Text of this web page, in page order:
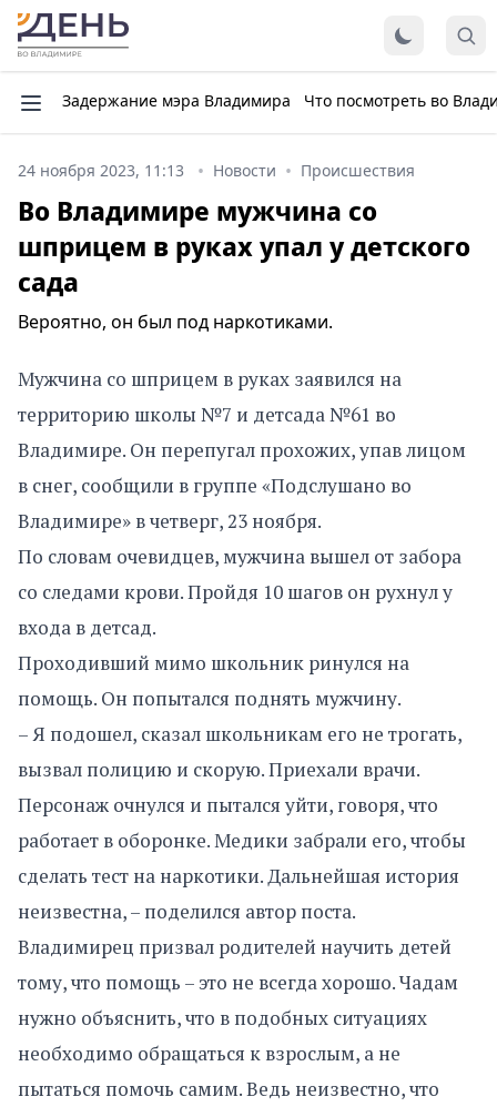
Задержание мэра Владимира Что посмотреть во
24 ноября 2023, 11:13 Новости Происшествия
Во Владимире мужчина со
шприцем в руках упал у детского
сада
Вероятно, он был под наркотиками.
Мужчина со шприцем в руках заявился на
территорию школы №7 и детсада №61 во
Владимире. Он перепугал прохожих, упав лицом
в снег, сообщили в группе «Подслушано во
Владимире» в четверг, 23 ноября.
По словам очевидцев, мужчина вышел от забора
со следами крови. Пройдя 10 шагов он рухнул у
входа в детсад.
Проходивший мимо школьник ринулся на
помощь. Он попытался поднять мужчину.
– Я подошел, сказал школьникам его не трогать,
вызвал полицию и скорую. Приехали врачи.
Персонаж очнулся и пытался уйти, говоря, что
работает в оборонке. Медики забрали его, чтобы
сделать тест на наркотики. Дальнейшая история
неизвестна, – поделился автор поста.
Владимирец призвал родителей научить детей
тому, что помощь – это не всегда хорошо. Чадам
нужно объяснить, что в подобных ситуациях
необходимо обращаться к взрослым, а не
пытаться помочь самим. Ведь неизвестно, что